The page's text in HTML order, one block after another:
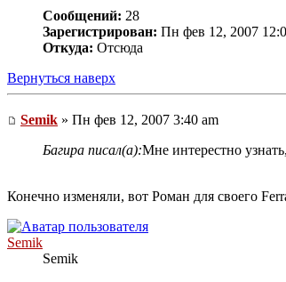
Сообщений: 28
Зарегистрирован: Пн фев 12, 2007
Откуда: Отсюда
Вернуться наверх
Semik » Пн фев 12, 2007 3:40 am
Багира писал(а):Мне интерестно
Конечно изменяли, вот Роман для своего
Semik
Semik